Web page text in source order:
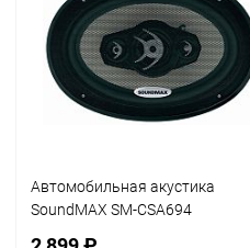
Купить в 1 клик К
В избранное В наличии
Автомобильная акустика
SoundMAX SM-CSA694